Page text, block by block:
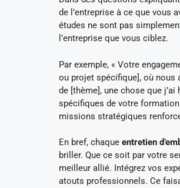
de l’entreprise à ce que vous
études ne sont pas
l’entreprise que vous ciblez.
Par exemple, « Votre
ou projet spécifique], où nous
de [thème], une chose que
spécifiques de votre
missions stratégiques
En bref, chaque entretien
briller. Que ce soit par votre
meilleur allié. Intégrez vos
atouts professionnels. Ce